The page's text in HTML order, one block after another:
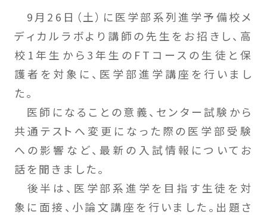
9月26日（土）に医学部系列進学予備校メ
ディカルラボより講師の先生をお招きし、高
校1年生から3年生のFTコースの生徒と保
護者を対象に、医学部進学講座を行いまし
た。
医師になることの意義、センター試験から
共通テストへ変更になった際の医学部受験
への影響など、最新の入試情報についてお
話を聞きました。
後半は、医学部系進学を目指す生徒を対
象に面接、小論文講座を行いました。出題さ